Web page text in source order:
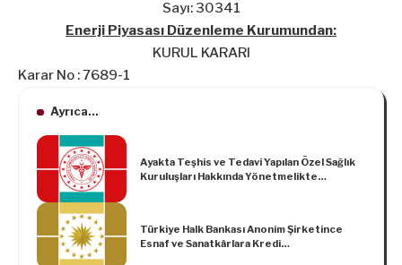
Sayı: 30341
Enerji Piyasası Düzenleme Kurumundan:
KURUL KARARI
Karar No : 7689-1
Ayrıca...
Ayakta Teşhis ve Tedavi Yapılan Özel Sağlık
Kuruluşları Hakkında Yönetmelikte
Türkiye Halk Bankası Anonim Şirketince
Esnaf ve Sanatkârlara Kredi